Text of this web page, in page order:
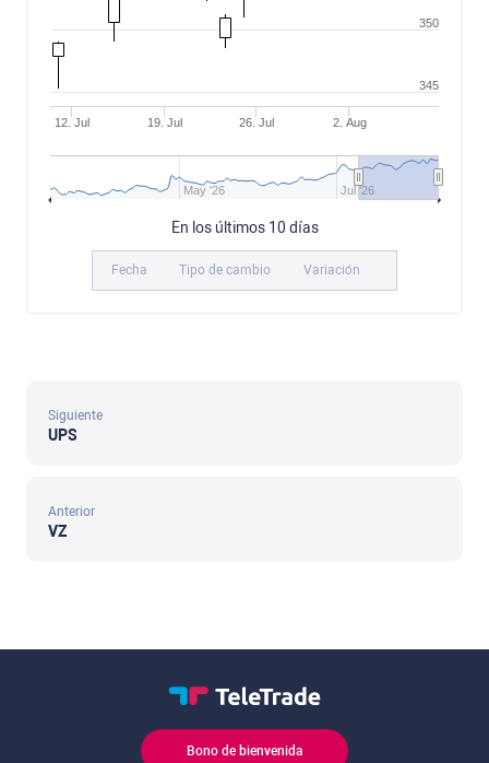
12. Jul 19. Jul 26. Jul 2. Aug
May '26 Jul '26
345
350
En los últimos 10 días
Fecha Tipo de cambio Variación
Siguiente
UPS
Anterior
VZ
Bono de bienvenida